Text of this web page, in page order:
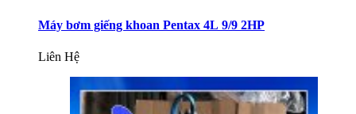
Máy bơm giếng khoan Pentax 4L 9/9 2HP
Liên Hệ